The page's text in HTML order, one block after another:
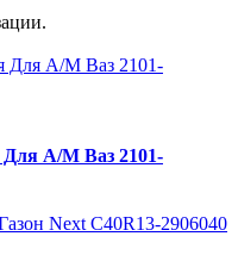
А/М Ваз 2101-